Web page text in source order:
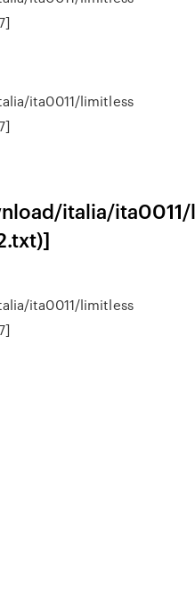
ita0011/limitless
italia/
ita0011/limitless